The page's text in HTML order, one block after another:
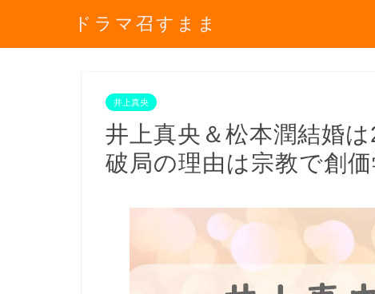
ドラマ召すまま
井上真央
井上真央＆松本潤結婚
破局の理由は宗教で創価